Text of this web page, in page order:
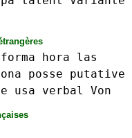
forma hora
las
posse
putative
usa verbal Von